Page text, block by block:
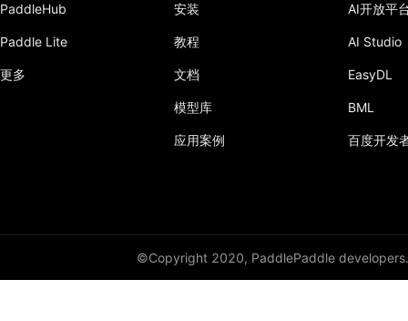
PaddleHub
Paddle Lite
更多
安装
教程
文档
模型库
应用案例
AI开放平
AI Studio
EasyDL
BML
百度开发
©Copyright 2020, PaddlePaddle developers.